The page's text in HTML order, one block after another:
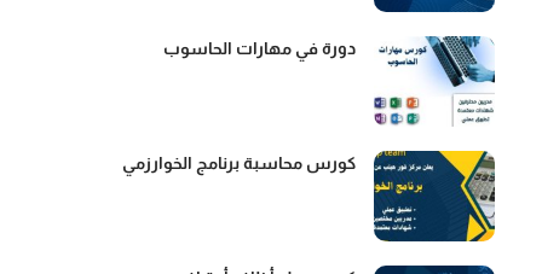
دورة في مهارات الحاسوب
كورس محاسبة برنامج الخوارزمي